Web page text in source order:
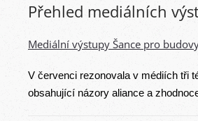
Přehled mediálních
Mediální výstupy Šance pro
V červenci rezonovala v médiích tři
obsahující názory aliance a